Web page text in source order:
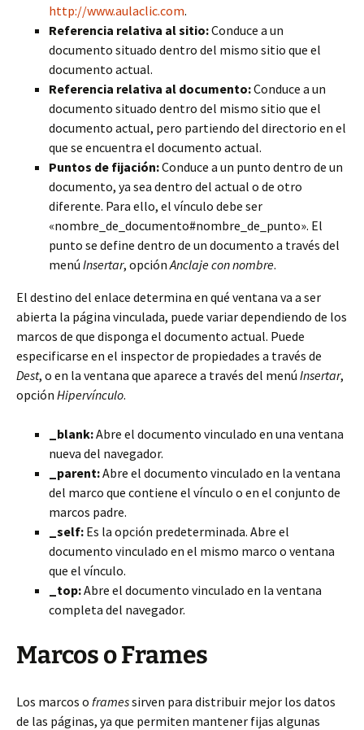
http://www.aulaclic.com.
Referencia relativa al sitio:Conduce a un
documento situado dentro del mismo sitio que el
documento actual.
Referencia relativa al documento:Conduce a un
documento situado dentro del mismo sitio que el
documento actual, pero partiendo del directorio en el
que se encuentra el documento actual.
Puntos de fijación:Conduce a un punto dentro de un
documento, ya sea dentro del actual o de otro
diferente. Para ello, el vínculo debe ser
«nombre_de_documento#nombre_de_punto». El
punto se define dentro de un documento a través del
menú Insertar, opciónAnclaje con nombre.
El destino del enlace determina en qué ventana va a ser
abierta la página vinculada, puede variar dependiendo de los
marcos de que disponga el documento actual. Puede
especificarse en el inspector de propiedades a través de
Dest, o en la ventana que aparece a través del menú Insertar,
opción Hipervínculo.
_blank:Abre el documento vinculado en una ventana
nueva del navegador.
_parent:Abre el documento vinculado en la ventana
del marco que contiene el vínculo o en el conjunto de
marcos padre.
_self: Es la opción predeterminada. Abre el
documento vinculado en el mismo marco o ventana
que el vínculo.
_top:Abre el documento vinculado en la ventana
completa del navegador.
Marcos o Frames
Los marcos o framessirven para distribuir mejor los datos
de las páginas, ya que permiten mantener fijas algunas